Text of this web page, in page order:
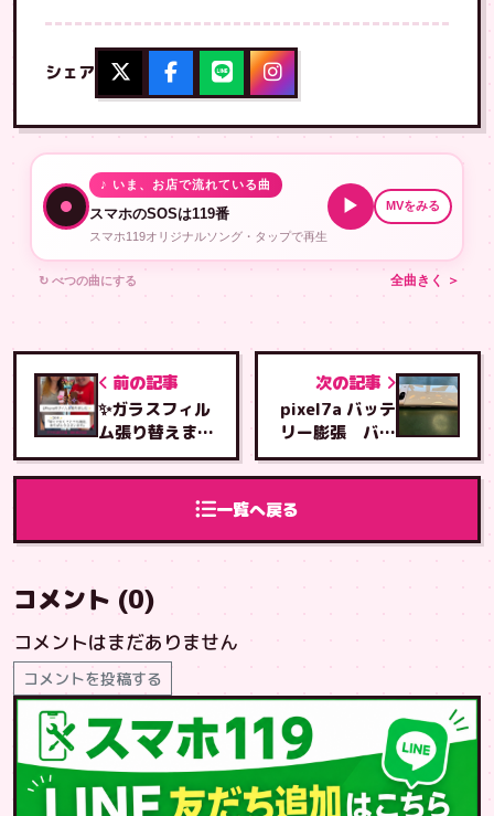
シェア
♪ いま、お店で流れている曲
スマホのSOSは119番
スマホ119オリジナルソング・タップで再生
▶ MVをみる
↻ べつの曲にする 全曲きく ＞
前の記事
✨ガラスフィル
ム張り替えまし
た✨
一覧へ戻る
次の記事
pixel7a バッテ
リー膨張 バッ
テリー交換
コメント (0)
コメントはまだありません
コメントを投稿する